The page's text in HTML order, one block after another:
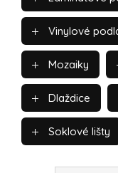
Vinylové
Mozaiky
Dlaždice
Soklové lišty